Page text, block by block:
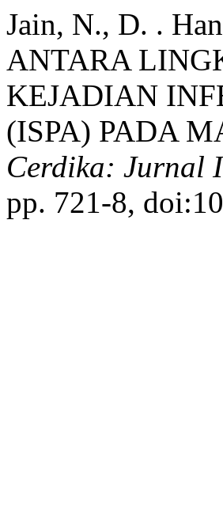
Jain, N., D. .
ANTARA
KEJADIAN
(ISPA) PADA
Cerdika: Jurnal
pp. 721-8,